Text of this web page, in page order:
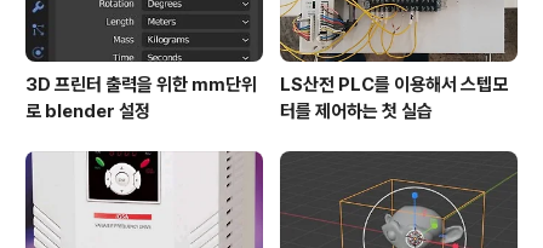
3D 프린터 출력을 위한 mm단위
로 blender 설정
LS산전 PLC를 이용해서 스텝모
터를 제어하는 첫 실습